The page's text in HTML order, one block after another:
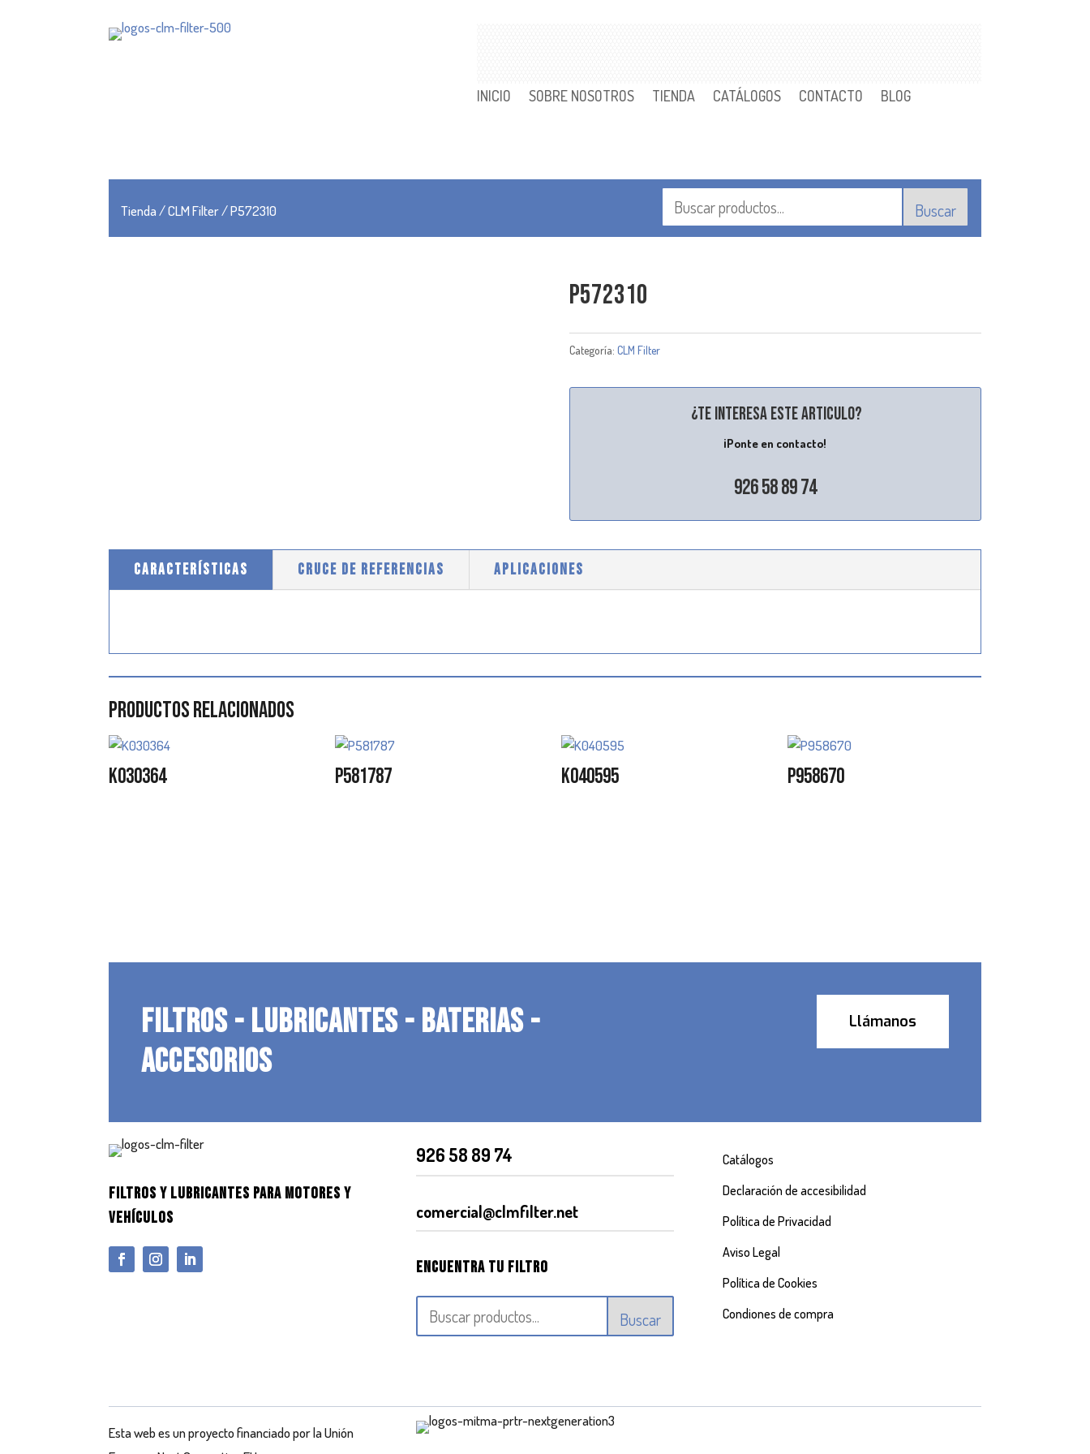
INICIO SOBRE NOSOTROS TIENDA CATÁLOGOS CONTACTO BLOG
Tienda/CLM Filter/ P572310 Buscar
P572310
Categoría: CLM Filter
¿Te interesa este articulo?
¡Ponte en contacto!
926 58 89 74
CARACTERÍSTICAS CRUCE DE REFERENCIAS APLICACIONES
Productos relacionados
K030364 P581787 K040595 P958670
FILTROS - LUBRICANTES - BATERIAS -
ACCESORIOS
Llámanos
FILTROS Y LUBRICANTES PARA MOTORES Y
VEHÍCULOS
926 58 89 74
comercial@clmfilter.net
Encuentra tu filtro
Buscar
Catálogos
Declaración de accesibilidad
Política de Privacidad
Aviso Legal
Política de Cookies
Condiones de compra
Esta web es un proyecto financiado por la Unión